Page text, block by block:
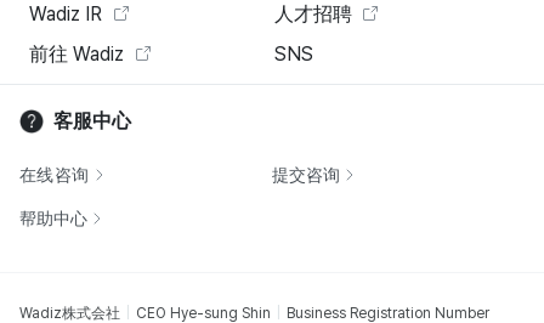
Wadiz IR
人才招聘
前往 Wadiz
SNS
客服中心
在线咨询 提交咨询
帮助中心
Wadiz株式会社 CEO Hye-sung Shin
Business Registration Number